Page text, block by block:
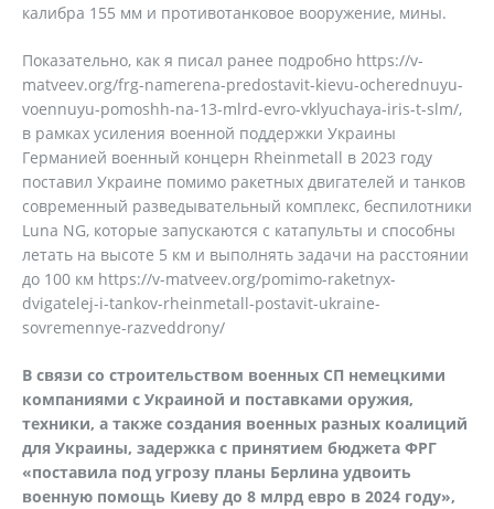
калибра 155 мм и противотанковое вооружение, мины.
Показательно, как я писал ранее подробно https://v-
matveev.org/frg-namerena-predostavit-kievu-ocherednuyu-
voennuyu-pomoshh-na-13-mlrd-evro-vklyuchaya-iris-t-slm/,
в рамках усиления военной поддержки Украины
Германией военный концерн Rheinmetall в 2023 году
поставил Украине помимо ракетных двигателей и танков
современный разведывательный комплекс, беспилотники
Luna NG, которые запускаются с катапульты и способны
летать на высоте 5 км и выполнять задачи на расстоянии
до 100 км https://v-matveev.org/pomimo-raketnyx-
dvigatelej-i-tankov-rheinmetall-postavit-ukraine-
sovremennye-razveddrony/
В связи со строительством военных СП немецкими
компаниями с Украиной и поставками оружия,
техники, а также создания военных разных коалиций
для Украины, задержка с принятием бюджета ФРГ
«поставила под угрозу планы Берлина удвоить
военную помощь Киеву до 8 млрд евро в 2024 году»,